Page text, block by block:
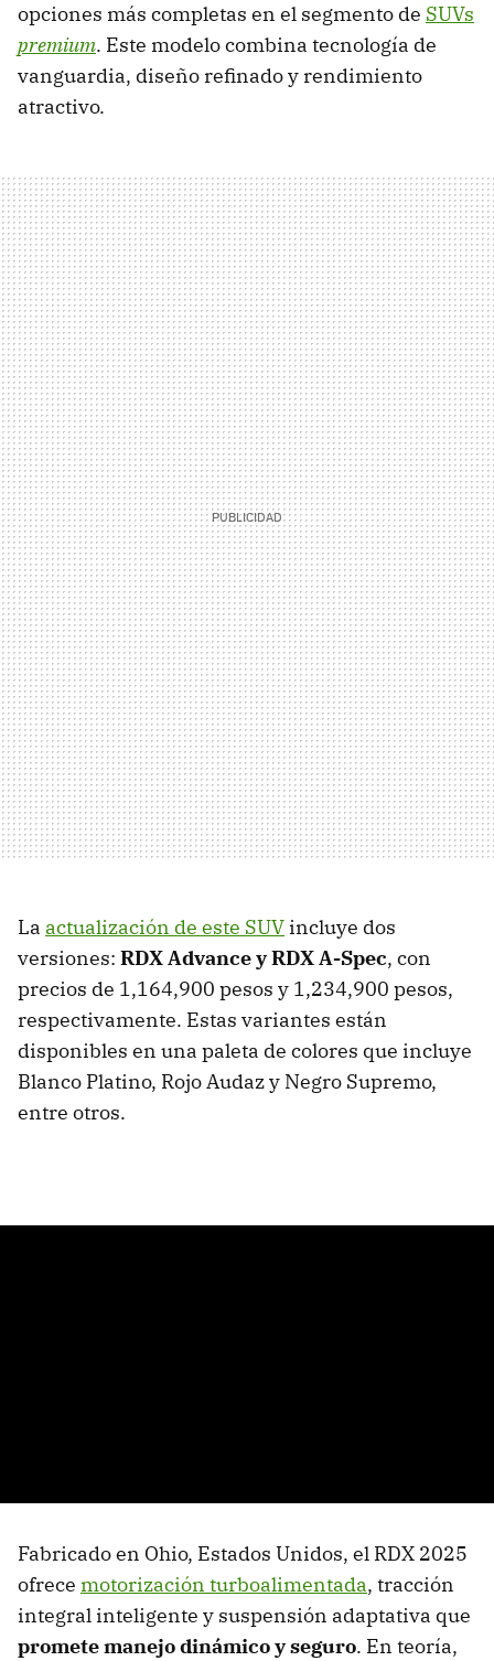
opciones más completas en el segmento de SUVs
premium. Este modelo combina tecnología de
vanguardia, diseño refinado y rendimiento
atractivo.
La actualización de este SUV incluye dos
versiones: RDX Advance y RDX A-Spec, con
precios de 1,164,900 pesos y 1,234,900 pesos,
respectivamente. Estas variantes están
disponibles en una paleta de colores que incluye
Blanco Platino, Rojo Audaz y Negro Supremo,
entre otros.
Fabricado en Ohio, Estados Unidos, el RDX 2025
ofrece motorización turboalimentada, tracción
integral inteligente y suspensión adaptativa que
promete manejo dinámico y seguro. En teoría,